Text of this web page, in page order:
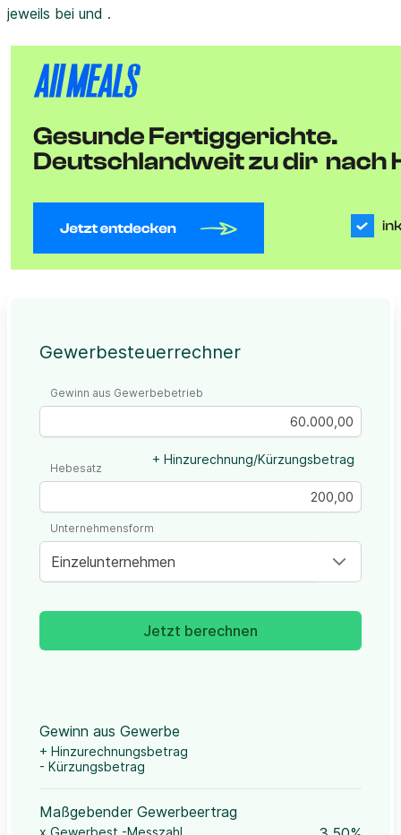
jeweils bei und .
Gewerbesteuerrechner
Gewinn aus Gewerbebetrieb
+ Hinzurechnung/Kürzungsbetrag
Hebesatz
Einzelunternehmen
Unternehmensform
Jetzt berechnen
Gewinn aus Gewerbe
+ Hinzurechnungsbetrag
- Kürzungsbetrag
Maßgebender Gewerbeertrag
x Gewerbest.-Messzahl